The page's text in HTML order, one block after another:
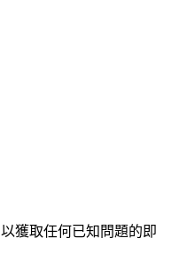
以獲取任何已知問題的即